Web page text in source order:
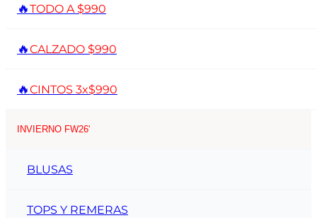
🔥TODO A $990
🔥CALZADO $990
🔥CINTOS 3x$990
INVIERNO FW26'
BLUSAS
TOPS Y REMERAS